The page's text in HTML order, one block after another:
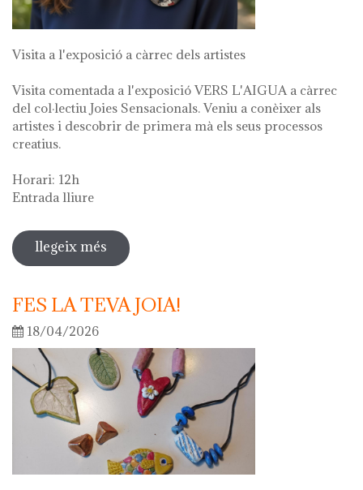
Visita a l'exposició a càrrec dels artistes
Visita comentada a l'exposició VERS L'AIGUA a càrrec
del col·lectiu Joies Sensacionals. Veniu a conèixer als
artistes i descobrir de primera mà els seus processos
creatius.
Horari: 12h
Entrada lliure
llegeix més sobre visita guiada a l'exposició "vers
l'aigua" en el marc de la setmana
FES LA TEVA JOIA!
18/04/2026